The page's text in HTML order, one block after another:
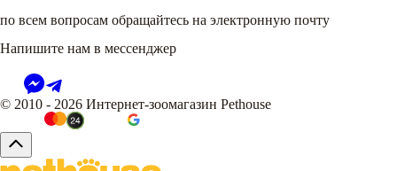
по всем вопросам обращайтесь на электронную почту
Напишите нам в мессенджер
© 2010 - 2026 Интернет-зоомагазин Pethouse